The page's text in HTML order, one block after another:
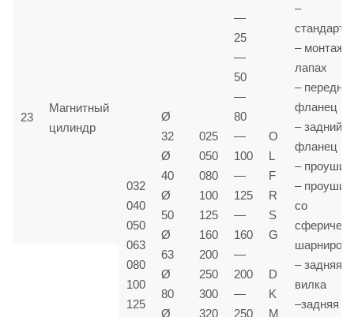
23
Магнитный
цилиндр
032
040
050
063
080
100
125
Ø
32
Ø
40
Ø
50
Ø
63
Ø
80
Ø
025
050
080
100
125
160
200
250
300
320
—
25
—
50
—
80
—
100
—
125
—
160
—
200
—
250
O
L
F
R
S
G
D
K
M
–
– монтаж
лапах
–
фланец
– задний
фланец
–
–
со
шарниром
– задняя
вилка
–задняя